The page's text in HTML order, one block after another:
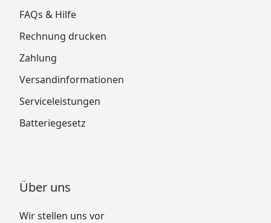
FAQs & Hilfe
Rechnung drucken
Zahlung
Versandinformationen
Serviceleistungen
Batteriegesetz
Über uns
Wir stellen uns vor